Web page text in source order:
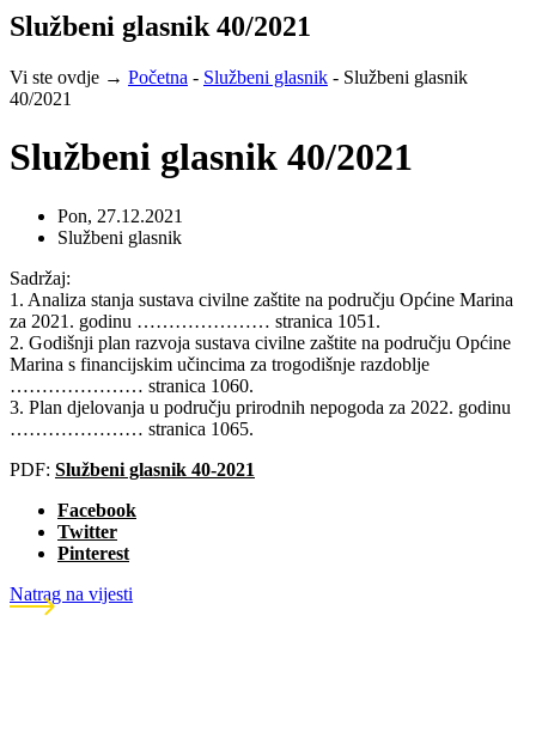
Službeni glasnik 40/2021
Vi ste ovdje → Početna - Službeni glasnik - Službeni glasnik
40/2021
Službeni glasnik 40/2021
Pon, 27.12.2021
Službeni glasnik
Sadržaj:
1. Analiza stanja sustava civilne zaštite na području Općine Marina
za 2021. godinu ………………… stranica 1051.
2. Godišnji plan razvoja sustava civilne zaštite na području Općine
Marina s financijskim učincima za trogodišnje razdoblje
………………… stranica 1060.
3. Plan djelovanja u području prirodnih nepogoda za 2022. godinu
………………… stranica 1065.
PDF: Službeni glasnik 40-2021
Facebook
Twitter
Pinterest
Natrag na vijesti